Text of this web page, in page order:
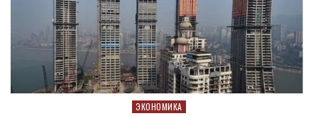
Posted in
ЭКОНОМИКА